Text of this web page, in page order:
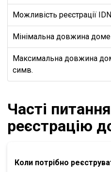
Можливість реєстрації IDN
Мінімальна довжина
Максимальна довжина
симв.
Часті
реєстрацію
Коли потрібно